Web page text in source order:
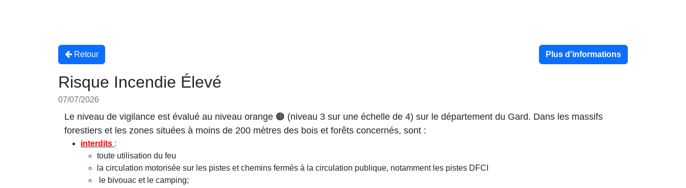
Retour Plus d'informations
Risque Incendie Élevé
07/07/2026
Le niveau de vigilance est évalué au niveau orange 🟠 (niveau 3 sur une échelle de 4) sur le département du Gard. Dans les massifs
forestiers et les zones situées à moins de 200 mètres des bois et forêts concernés, sont :
interdits :
toute utilisation du feu
la circulation motorisée sur les pistes et chemins fermés à la circulation publique, notamment les pistes DFCI
le bivouac et le camping;